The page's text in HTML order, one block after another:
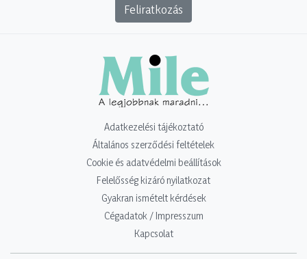
Feliratkozás
Adatkezelési tájékoztató
Általános szerződési feltételek
Cookie és adatvédelmi beállítások
Felelősség kizáró nyilatkozat
Gyakran ismételt kérdések
Cégadatok / Impresszum
Kapcsolat